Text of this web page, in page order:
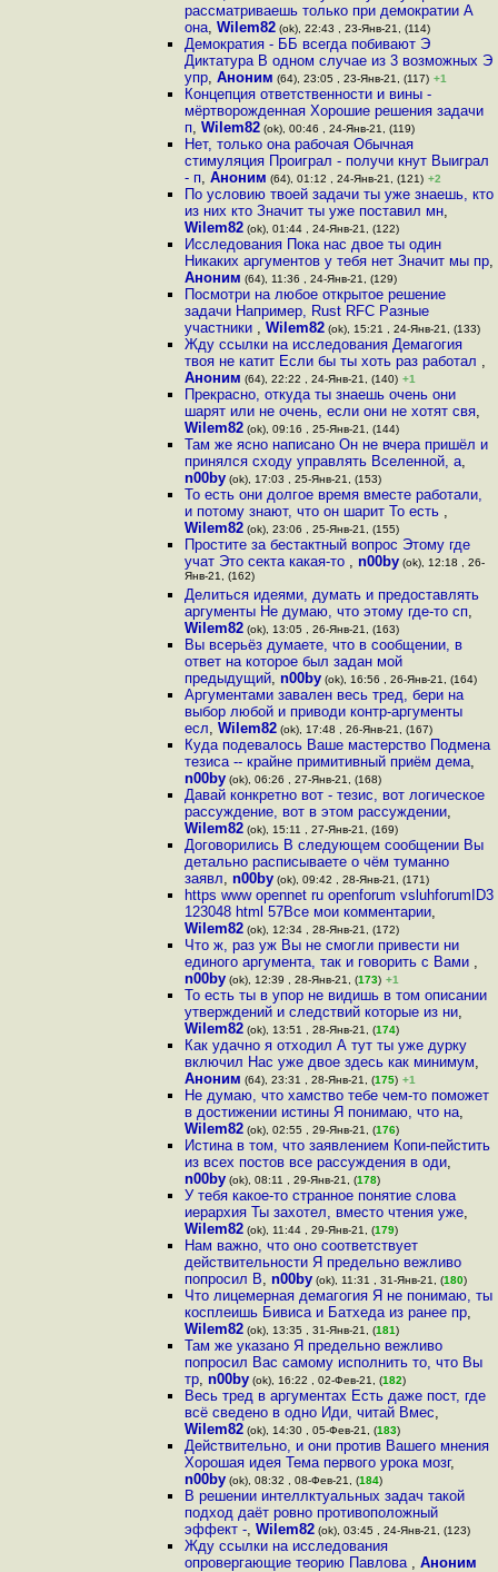
рассматриваешь только при демократии А
она, Wilem82(ok), 22:43 , 23-Янв-21, (114)
Демократия - ББ всегда побивают Э
Диктатура В одном случае из 3 возможных Э
упр, Аноним (64), 23:05 , 23-Янв-21, (117) +1
Концепция ответственности и вины -
мёртворожденная Хорошие решения задачи
п, Wilem82(ok), 00:46 , 24-Янв-21, (119)
Нет, только она рабочая Обычная
стимуляция Проиграл - получи кнут Выиграл
- п, Аноним (64), 01:12 , 24-Янв-21, (121) +2
По условию твоей задачи ты уже знаешь, кто
из них кто Значит ты уже поставил мн,
Wilem82(ok), 01:44 , 24-Янв-21, (122)
Исследования Пока нас двое ты один
Никаких аргументов у тебя нет Значит мы пр,
Аноним (64), 11:36 , 24-Янв-21, (129)
Посмотри на любое открытое решение
задачи Например, Rust RFC Разные
участники , Wilem82(ok), 15:21 , 24-Янв-21, (133)
Жду ссылки на исследования Демагогия
твоя не катит Если бы ты хоть раз работал ,
Аноним (64), 22:22 , 24-Янв-21, (140) +1
Прекрасно, откуда ты знаешь очень они
шарят или не очень, если они не хотят свя,
Wilem82(ok), 09:16 , 25-Янв-21, (144)
Там же ясно написано Он не вчера пришёл и
принялся сходу управлять Вселенной, а,
n00by(ok), 17:03 , 25-Янв-21, (153)
То есть они долгое время вместе работали,
и потому знают, что он шарит То есть ,
Wilem82(ok), 23:06 , 25-Янв-21, (155)
Простите за бестактный вопрос Этому где
учат Это секта какая-то , n00by(ok), 12:18 , 26-
Янв-21, (162)
Делиться идеями, думать и предоставлять
аргументы Не думаю, что этому где-то сп,
Wilem82(ok), 13:05 , 26-Янв-21, (163)
Вы всерьёз думаете, что в сообщении, в
ответ на которое был задан мой
предыдущий, n00by(ok), 16:56 , 26-Янв-21, (164)
Аргументами завален весь тред, бери на
выбор любой и приводи контр-аргументы
есл, Wilem82(ok), 17:48 , 26-Янв-21, (167)
Куда подевалось Ваше мастерство Подмена
тезиса -- крайне примитивный приём дема,
n00by(ok), 06:26 , 27-Янв-21, (168)
Давай конкретно вот - тезис, вот логическое
рассуждение, вот в этом рассуждении,
Wilem82(ok), 15:11 , 27-Янв-21, (169)
Договорились В следующем сообщении Вы
детально расписываете о чём туманно
заявл, n00by(ok), 09:42 , 28-Янв-21, (171)
https www opennet ru openforum vsluhforumID3
123048 html 57Все мои комментарии,
Wilem82(ok), 12:34 , 28-Янв-21, (172)
Что ж, раз уж Вы не смогли привести ни
единого аргумента, так и говорить с Вами ,
n00by(ok), 12:39 , 28-Янв-21, (173) +1
То есть ты в упор не видишь в том описании
утверждений и следствий которые из ни,
Wilem82(ok), 13:51 , 28-Янв-21, (174)
Как удачно я отходил А тут ты уже дурку
включил Нас уже двое здесь как минимум,
Аноним (64), 23:31 , 28-Янв-21, (175) +1
Не думаю, что хамство тебе чем-то поможет
в достижении истины Я понимаю, что на,
Wilem82(ok), 02:55 , 29-Янв-21, (176)
Истина в том, что заявлением Копи-пейстить
из всех постов все рассуждения в оди,
n00by(ok), 08:11 , 29-Янв-21, (178)
У тебя какое-то странное понятие слова
иерархия Ты захотел, вместо чтения уже,
Wilem82(ok), 11:44 , 29-Янв-21, (179)
Нам важно, что оно соответствует
действительности Я предельно вежливо
попросил В, n00by(ok), 11:31 , 31-Янв-21, (180)
Что лицемерная демагогия Я не понимаю, ты
косплеишь Бивиса и Батхеда из ранее пр,
Wilem82(ok), 13:35 , 31-Янв-21, (181)
Там же указано Я предельно вежливо
попросил Вас самому исполнить то, что Вы
тр, n00by(ok), 16:22 , 02-Фев-21, (182)
Весь тред в аргументах Есть даже пост, где
всё сведено в одно Иди, читай Вмес,
Wilem82(ok), 14:30 , 05-Фев-21, (183)
Действительно, и они против Вашего мнения
Хорошая идея Тема первого урока мозг,
n00by(ok), 08:32 , 08-Фев-21, (184)
В решении интеллктуальных задач такой
подход даёт ровно противоположный
эффект -, Wilem82(ok), 03:45 , 24-Янв-21, (123)
Жду ссылки на исследования
опровергающие теорию Павлова , Аноним